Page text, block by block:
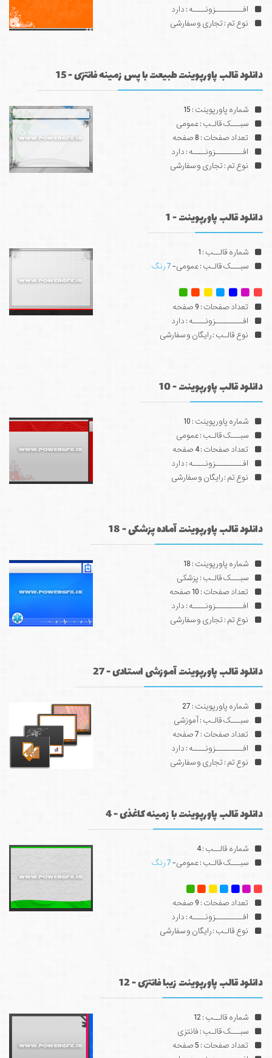
افـــــــــزونــــه : دارد
نوع تم : تجاری و سفارشی
دانلود قالب پاورپوینت طبیعت با پس زمینه فانتزی - 15
شماره پاورپوینت : 15
سبـــک قالـب : عمومی
تعداد صفحات : 8 صفحه
افـــــــــزونــــه : دارد
نوع تم : تجاری و سفارشی
دانلود قالب پاورپوینت - 1
شماره قالــب : 1
سبـــک قالـب : عمومی-7 رنگ
تعداد صفحات : 9 صفحه
افـــــــــزونــــه : دارد
نوع قالـب : رایگان و سفارشی
دانلود قالب پاورپوینت - 10
شماره پاورپوینت : 10
سبـــک قالـب : عمومی
تعداد صفحات : 4 صفحه
افـــــــــزونــــه : دارد
نوع تم : رایگان و سفارشی
دانلود قالب پاورپوینت آماده پزشکی - 18
شماره پاورپوینت : 18
سبـــک قالـب : پزشکی
تعداد صفحات : 10 صفحه
افـــــــــزونــــه : دارد
نوع تم : تجاری و سفارشی
دانلود قالب پاورپوینت آموزشی استادی - 27
شماره پاورپوینت : 27
سبـــک قالـب : آموزشی
تعداد صفحات : 7 صفحه
افـــــــــزونــــه : دارد
نوع تم : تجاری و سفارشی
دانلود قالب پاورپوینت با زمینه کاغذی - 4
شماره قالــب : 4
سبـــک قالـب : عمومی-7 رنگ
تعداد صفحات : 9 صفحه
افـــــــــزونــــه : دارد
نوع قالـب : رایگان و سفارشی
دانلود قالب پاورپوینت زیبا فانتزی - 12
شماره قالــب : 12
سبـــک قالـب : فانتزی
تعداد صفحات : 5 صفحه